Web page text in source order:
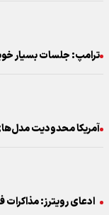
ترامپ: جلسات بسیار
آمریکا محدودیت
ادعای رویترز: